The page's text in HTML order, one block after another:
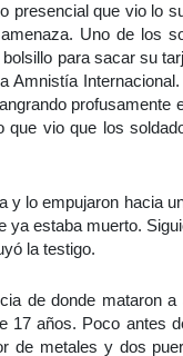
presencial que vio lo
Uno de los
para sacar su
Amnistía
profusamente
que vio que los
y lo empujaron hacia
ya estaba muerto.
la testigo.
de donde mataron
17 años. Poco antes
de metales y dos